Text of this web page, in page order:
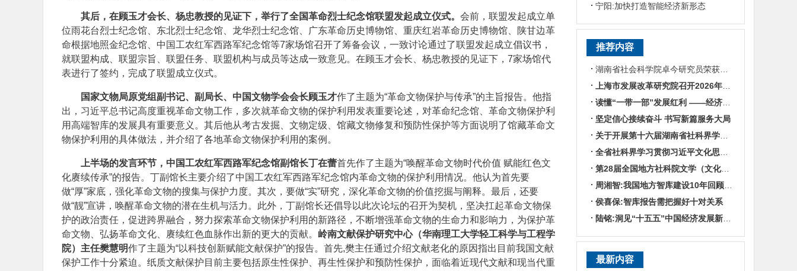
其后，在顾玉才会长、杨忠教授的见证下，举行了全国革命烈士纪念馆联盟发起成立仪式。 会前，联盟发起成立单
位雨花台烈士纪念馆、东北烈士纪念馆、龙华烈士纪念馆、广东革命历史博物馆、重庆红岩革命历史博物馆、陕甘边革
命根据地照金纪念馆、中国工农红军西路军纪念馆等7家场馆召开了筹备会议，一致讨论通过了联盟发起成立倡议书，
就联盟构成、联盟宗旨、联盟任务、联盟机构与成员等达成一致意见。在顾玉才会长、杨忠教授的见证下，7家场馆代
表进行了签约，完成了联盟成立仪式。
国家文物局原党组副书记、副局长、中国文物学会会长顾玉才作了主题为“革命文物保护与传承”的主旨报告。他指
出，习近平总书记高度重视革命文物工作，多次就革命文物的保护利用发表重要论述，对革命纪念馆、革命文物保护利
用高端智库的发展具有重要意义。其后他从考古发掘、文物定级、馆藏文物修复和预防性保护等方面说明了馆藏革命文
物保护利用的具体做法，并介绍了各地革命文物保护利用的案例。
上半场的发言环节，中国工农红军西路军纪念馆副馆长丁在蕾首先作了主题为“唤醒革命文物时代价值 赋能红色文
化赓续传承”的报告。丁副馆长主要介绍了中国工农红军西路军纪念馆内革命文物的保护利用情况。他认为首先要
做“厚”家底，强化革命文物的搜集与保护力度。其次，要做“实”研究，深化革命文物的价值挖掘与阐释。最后，还要
做“靓”宣讲，唤醒革命文物的潜在生机与活力。此外，丁副馆长还倡导以此次论坛的召开为契机，坚决扛起革命文物保
护的政治责任，促进跨界融合，努力探索革命文物保护利用的新路径，不断增强革命文物的生命力和影响力，为保护革
命文物、弘扬革命文化、赓续红色血脉作出新的更大的贡献。 岭南文献保护研究中心（华南理工大学轻工科学与工程学
院）主任樊慧明作了主题为“以科技创新赋能文献保护”的报告。首先,樊主任通过介绍文献老化的原因指出目前我国文献
保护工作十分紧迫。纸质文献保护目前主要包括原生性保护、再生性保护和预防性保护，面临着近现代文献和现当代重
宁阳:加快打造智能经济新形态
推荐内容
湖南省社会科学院卓今研究员荣获第九届鲁迅文学奖
上海市发展改革研究院召开2026年半年度工作会议
读懂“一带一部”发展红利 ——经济学专家谈湖南区位优势
坚定信心接续奋斗 书写新篇服务大局
关于开展第十六届湖南省社科界学术年会征文活动的通知
第28届全国地方社科院文学（文化）所所长联席会暨“数智时代地方文化IP建设”学术研讨
周湘智:我国地方智库建设10年回顾与展望
侯喜保:智库报告需把握好十对关系
陆铭:洞见“十五五”中国经济发展新趋势——对话上海交通大学中国发展研究院执行院长陆铭
最新内容